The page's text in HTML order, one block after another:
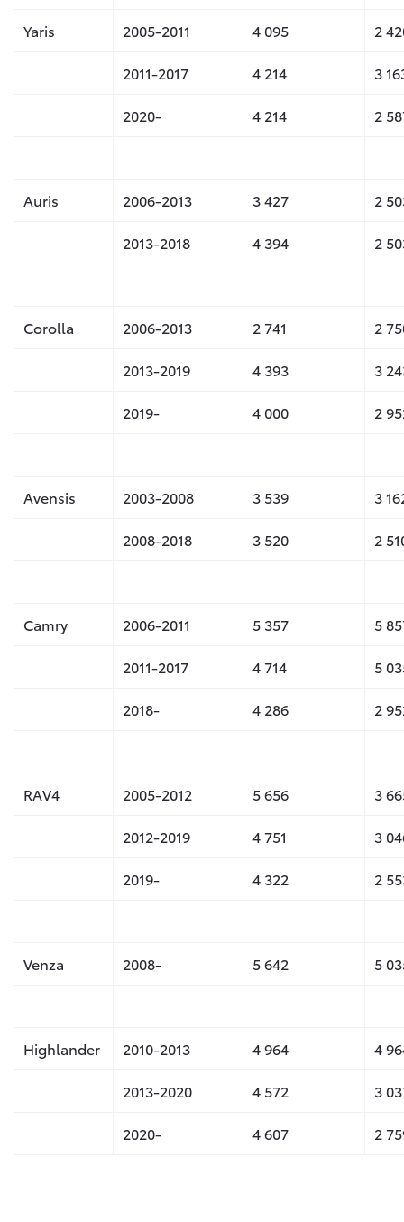
Yaris 2005-2011 4 095 2
2011-2017 4 214 3
2020- 4 214 2
Auris 2006-2013 3 427 2
2013-2018 4 394 2
Corolla 2006-2013 2 741 2
2013-2019 4 393 3
2019- 4 000 2
Avensis 2003-2008 3 539 3
2008-2018 3 520 2
Camry 2006-2011 5 357 5
2011-2017 4 714 5
2018- 4 286 2
RAV4 2005-2012 5 656 3
2012-2019 4 751 3
2019- 4 322 2
Venza 2008- 5 642 5
Highlander 2010-2013 4 964 4
2013-2020 4 572 3
2020- 4 607 2